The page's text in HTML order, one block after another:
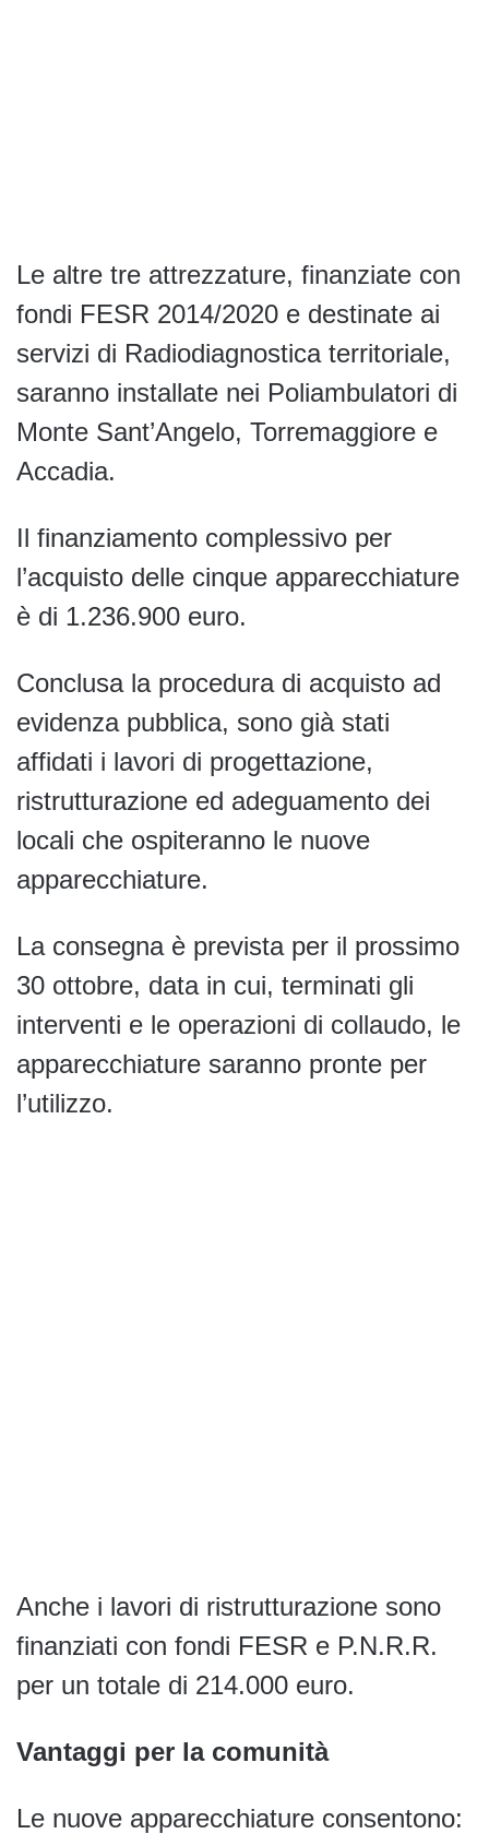
Le altre tre attrezzature, finanziate con
fondi FESR 2014/2020 e destinate ai
servizi di Radiodiagnostica territoriale,
saranno installate nei Poliambulatori di
Monte Sant’Angelo, Torremaggiore e
Accadia.
Il finanziamento complessivo per
l’acquisto delle cinque apparecchiature
è di 1.236.900 euro.
Conclusa la procedura di acquisto ad
evidenza pubblica, sono già stati
affidati i lavori di progettazione,
ristrutturazione ed adeguamento dei
locali che ospiteranno le nuove
apparecchiature.
La consegna è prevista per il prossimo
30 ottobre, data in cui, terminati gli
interventi e le operazioni di collaudo, le
apparecchiature saranno pronte per
l’utilizzo.
Anche i lavori di ristrutturazione sono
finanziati con fondi FESR e P.N.R.R.
per un totale di 214.000 euro.
Vantaggi per la comunità
Le nuove apparecchiature consentono: